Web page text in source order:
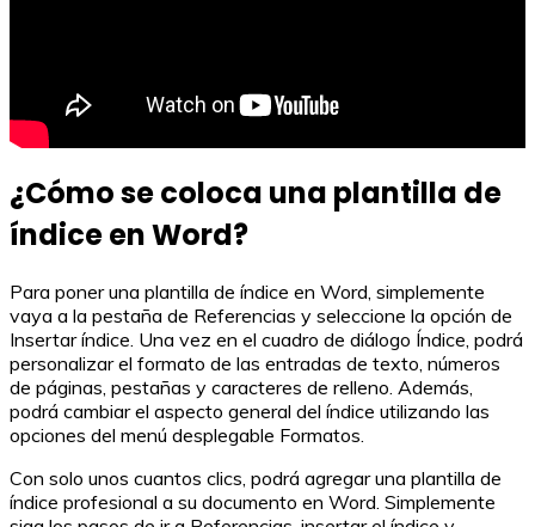
¿Cómo se coloca una plantilla de
índice en Word?
Para poner una plantilla de índice en Word, simplemente
vaya a la pestaña de Referencias y seleccione la opción de
Insertar índice. Una vez en el cuadro de diálogo Índice, podrá
personalizar el formato de las entradas de texto, números
de páginas, pestañas y caracteres de relleno. Además,
podrá cambiar el aspecto general del índice utilizando las
opciones del menú desplegable Formatos.
Con solo unos cuantos clics, podrá agregar una plantilla de
índice profesional a su documento en Word. Simplemente